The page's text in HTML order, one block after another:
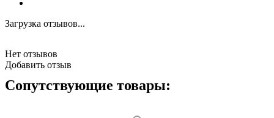
Загрузка отзывов...
Нет отзывов
Добавить отзыв
Сопутствующие товары: